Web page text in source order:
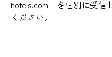
hotels.com」を個別に受信
ください。